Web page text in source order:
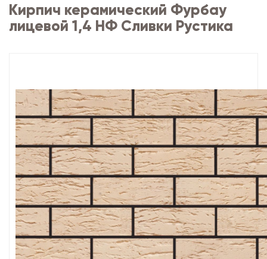
Кирпич керамический Фурбау
лицевой 1,4 НФ Сливки Рустика